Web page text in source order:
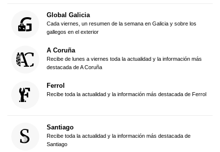
Global Galicia
Cada viernes, un resumen de la semana en Galicia y sobre los
gallegos en el exterior
A Coruña
Recibe de lunes a viernes toda la actualidad y la información más
destacada de A Coruña
Ferrol
Recibe toda la actualidad y la información más destacada de Ferrol
Santiago
Recibe toda la actualidad y la información más destacada de
Santiago